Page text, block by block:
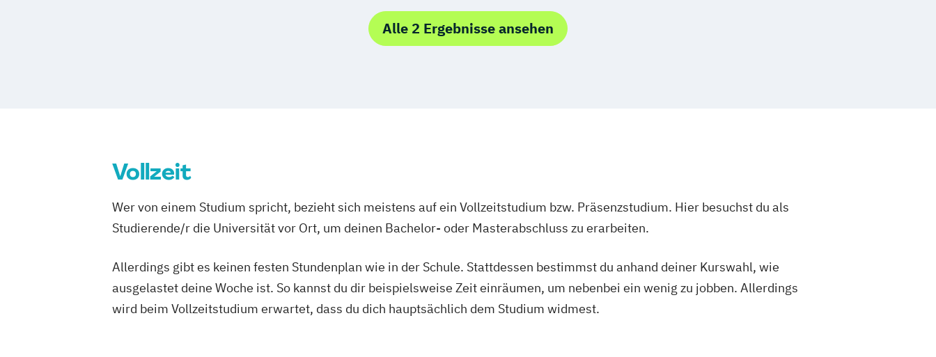
Physiotherapie
Alle 2 Ergebnisse ansehen
Vollzeit
Wer von einem Studium spricht, bezieht sich meistens auf ein Vollzeitstudium bzw. Präsenzstudium. Hier besuchst du als
Studierende/r die Universität vor Ort, um deinen Bachelor- oder Masterabschluss zu erarbeiten.
Allerdings gibt es keinen festen Stundenplan wie in der Schule. Stattdessen bestimmst du anhand deiner Kurswahl, wie
ausgelastet deine Woche ist. So kannst du dir beispielsweise Zeit einräumen, um nebenbei ein wenig zu jobben. Allerdings
wird beim Vollzeitstudium erwartet, dass du dich hauptsächlich dem Studium widmest.